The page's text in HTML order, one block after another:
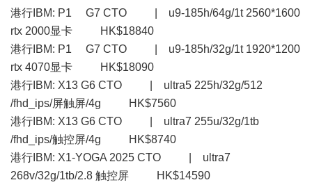
港行IBM: P1 G7 CTO | u9-185h/64g/1t 2560*1600
rtx 2000显卡 HK$18840
港行IBM: P1 G7 CTO | u9-185h/32g/1t 1920*1200
rtx 4070显卡 HK$18090
港行IBM: X13 G6 CTO | ultra5 225h/32g/512
/fhd_ips/屏触屏/4g HK$7560
港行IBM: X13 G6 CTO | ultra7 255u/32g/1tb
/fhd_ips/触控屏/4g HK$8740
港行IBM: X1-YOGA 2025 CTO | ultra7
268v/32g/1tb/2.8 触控屏 HK$14590